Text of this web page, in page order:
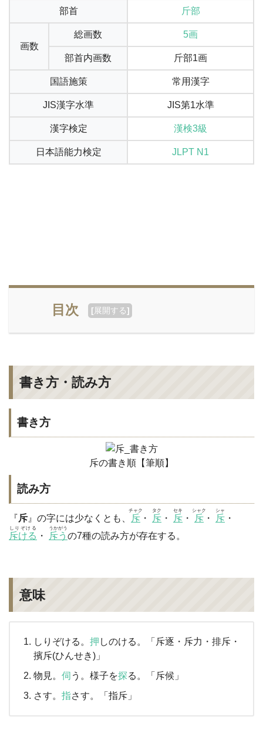
部首 斤部
画数
総画数 5画
部首内画数 斤部1画
国語施策 常用漢字
JIS漢字水準 JIS第1水準
漢字検定 漢検3級
日本語能力検定 JLPT N1
目次 [展開する]
書き方・読み方
書き方
斥の書き順【筆順】
読み方
『斥』の字には少なくとも、 斥
チャク
・ 斥
タク
・ 斥
セキ
・ 斥
シャク
・ 斥
シャ
・
斥ける
しりぞける
・ 斥う
うかがう
の7種の読み方が存在する。
意味
しりぞける。 押 しのける。「斥逐・斥力・排斥・
擯斥(ひんせき)」
物見。 伺 う。様子を探る。「斥候」
さす。 指さす。「指斥」